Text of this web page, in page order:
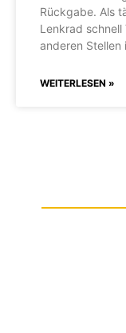
Rückgabe. Als
Lenkrad schnell
anderen Stellen
WEITERLESEN »